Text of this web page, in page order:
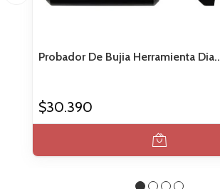
Probador De Bujia Herramienta Dia..
$30.390